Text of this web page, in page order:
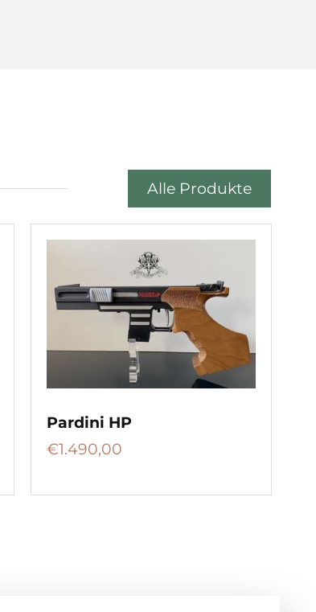
Alle Produkte
Pardini HP
€1.490,00